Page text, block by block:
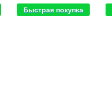
Быстрая покупка